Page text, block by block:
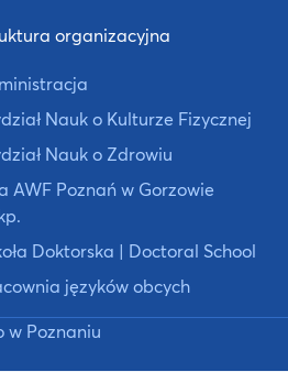
organizacyjna
Nauk o Kulturze Fizycznej
Nauk o Zdrowiu
AWF Poznań w Gorzowie
Doktorska | Doctoral School
języków obcych
w Poznaniu